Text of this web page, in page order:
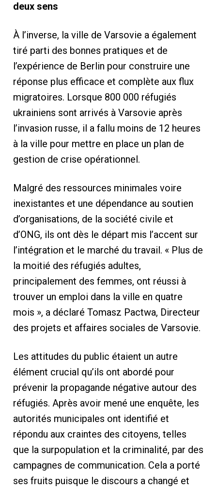
deux sens
À l’inverse, la ville de Varsovie a également
tiré parti des bonnes pratiques et de
l’expérience de Berlin pour construire une
réponse plus efficace et complète aux flux
migratoires. Lorsque 800 000 réfugiés
ukrainiens sont arrivés à Varsovie après
l’invasion russe, il a fallu moins de 12 heures
à la ville pour mettre en place un plan de
gestion de crise opérationnel.
Malgré des ressources minimales voire
inexistantes et une dépendance au soutien
d’organisations, de la société civile et
d’ONG, ils ont dès le départ mis l’accent sur
l’intégration et le marché du travail. « Plus de
la moitié des réfugiés adultes,
principalement des femmes, ont réussi à
trouver un emploi dans la ville en quatre
mois », a déclaré Tomasz Pactwa, Directeur
des projets et affaires sociales de Varsovie.
Les attitudes du public étaient un autre
élément crucial qu’ils ont abordé pour
prévenir la propagande négative autour des
réfugiés. Après avoir mené une enquête, les
autorités municipales ont identifié et
répondu aux craintes des citoyens, telles
que la surpopulation et la criminalité, par des
campagnes de communication. Cela a porté
ses fruits puisque le discours a changé et